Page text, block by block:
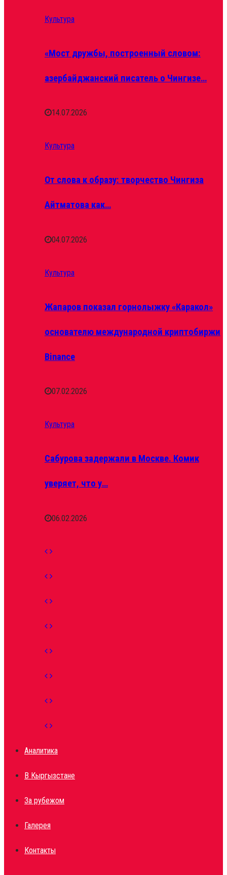
Культура
«Мост дружбы, построенный словом:
азербайджанский писатель о Чингизе…
14.07.2026
Культура
От слова к образу: творчество Чингиза
Айтматова как…
04.07.2026
Культура
Жапаров показал горнолыжку «Каракол»
основателю международной криптобиржи
Binance
07.02.2026
Культура
Сабурова задержали в Москве. Комик
уверяет, что у…
06.02.2026
Аналитика
В Кыргызстане
За рубежом
Галерея
Контакты